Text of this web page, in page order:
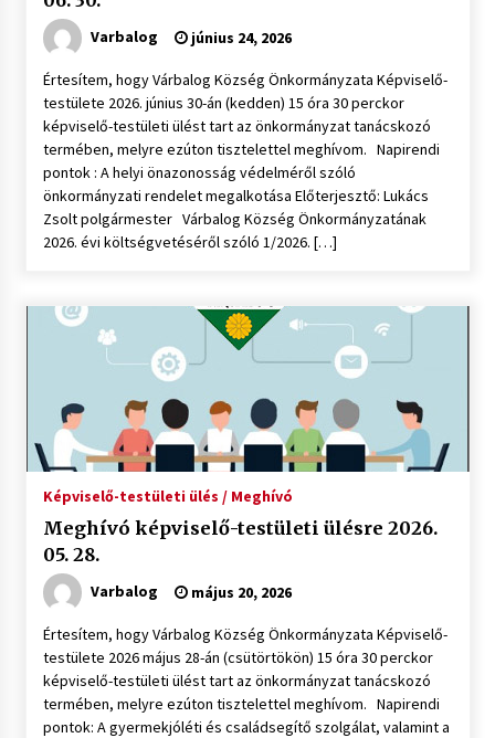
Varbalog június 24, 2026
Értesítem, hogy Várbalog Község Önkormányzata Képviselő-
testülete 2026. június 30-án (kedden) 15 óra 30 perckor
képviselő-testületi ülést tart az önkormányzat tanácskozó
termében, melyre ezúton tisztelettel meghívom. Napirendi
pontok : A helyi önazonosság védelméről szóló
önkormányzati rendelet megalkotása Előterjesztő: Lukács
Zsolt polgármester Várbalog Község Önkormányzatának
2026. évi költségvetéséről szóló 1/2026. […]
Képviselő-testületi ülés / Meghívó
Meghívó képviselő-testületi ülésre 2026.
05. 28.
Varbalog május 20, 2026
Értesítem, hogy Várbalog Község Önkormányzata Képviselő-
testülete 2026 május 28-án (csütörtökön) 15 óra 30 perckor
képviselő-testületi ülést tart az önkormányzat tanácskozó
termében, melyre ezúton tisztelettel meghívom. Napirendi
pontok: A gyermekjóléti és családsegítő szolgálat, valamint a